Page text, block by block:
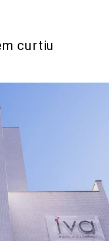
curtiu
32